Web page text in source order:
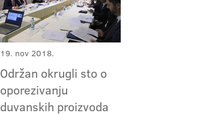
19. nov 2018.
Održan okrugli sto o
oporezivanju
duvanskih proizvoda